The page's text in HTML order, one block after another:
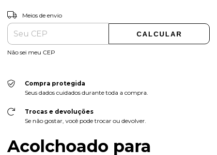
Entregas para o CEP:
Meios de envio
CALCULAR
Não sei meu CEP
Compra protegida
Seus dados cuidados durante toda a compra.
Trocas e devoluções
Se não gostar, você pode trocar ou devolver.
Acolchoado para